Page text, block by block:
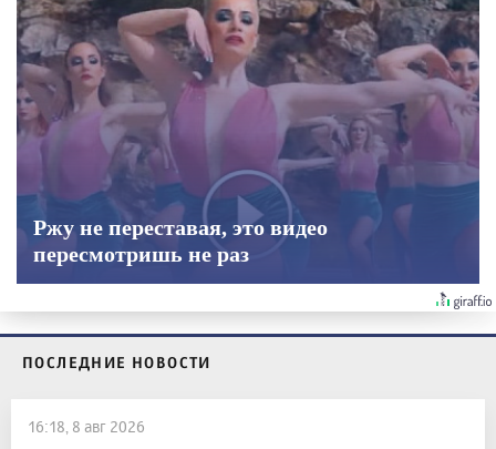
Ржу не переставая, это видео
пересмотришь не раз
ПОСЛЕДНИЕ НОВОСТИ
16:18, 8 авг 2026